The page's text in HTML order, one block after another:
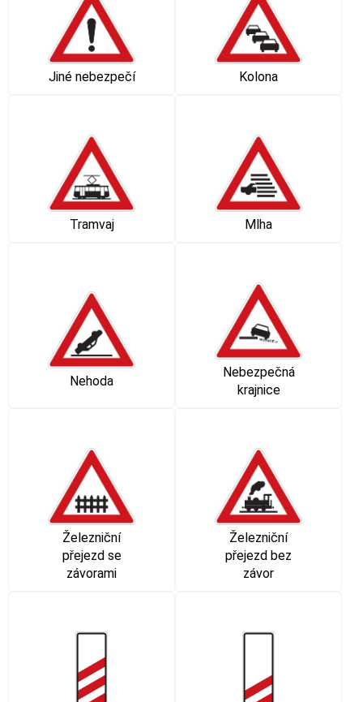
Jiné nebezpečí Kolona
Tramvaj Mlha
Nehoda
Nebezpečná
krajnice
Železniční
přejezd se
závorami
Železniční
přejezd bez
závor